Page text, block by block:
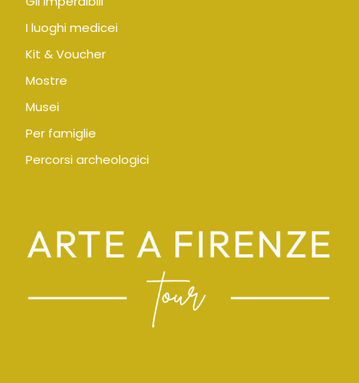
I luoghi medicei
Kit & Voucher
Mostre
Musei
Per famiglie
Percorsi archeologici